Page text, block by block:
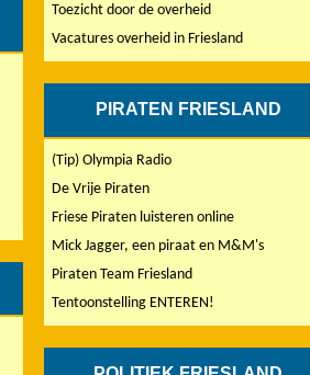
Toezicht door de overheid
Vacatures overheid in Friesland
PIRATEN FRIESLAND
(Tip) Olympia Radio
De Vrije Piraten
Friese Piraten luisteren online
Mick Jagger, een piraat en M&M's
Piraten Team Friesland
Tentoonstelling ENTEREN!